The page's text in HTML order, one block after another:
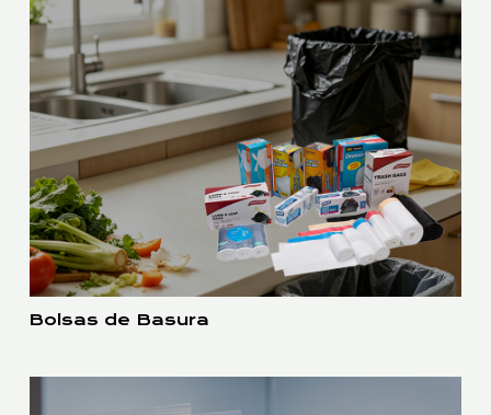
Bolsas de Basura